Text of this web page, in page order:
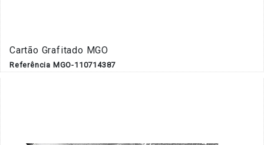
Cartão Grafitado MGO
Referência MGO-110714387